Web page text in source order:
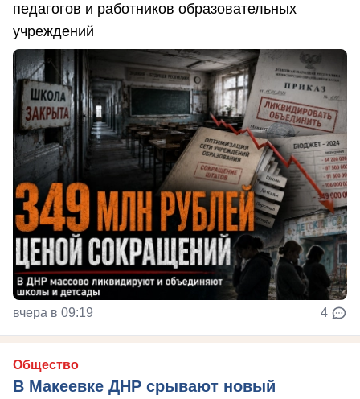
педагогов и работников образовательных
учреждений
вчера в 09:19 4
Общество
В Макеевке ДНР срывают новый